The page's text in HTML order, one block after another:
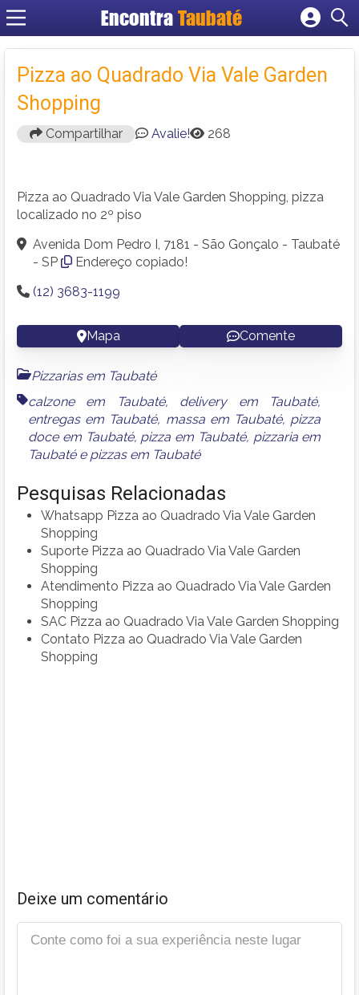
EncontraTaubaté
Cadastrar empresa
Criar conta
Pizza ao Quadrado Via Vale Garden
Shopping
Compartilhar Avalie! 268
Pizza ao Quadrado Via Vale Garden Shopping, pizza
localizado no 2º piso
Avenida Dom Pedro I, 7181 - São Gonçalo - Taubaté
- SP
Endereço copiado!
(12) 3683-1199
Mapa Comente
Pizzarias em Taubaté
calzone em Taubaté, delivery em Taubaté,
entregas em Taubaté, massa em Taubaté, pizza
doce em Taubaté, pizza em Taubaté, pizzaria em
Taubatée pizzas em Taubaté
Pesquisas Relacionadas
Whatsapp Pizza ao Quadrado Via Vale Garden
Shopping
Suporte Pizza ao Quadrado Via Vale Garden
Shopping
Atendimento Pizza ao Quadrado Via Vale Garden
Shopping
SAC Pizza ao Quadrado Via Vale Garden Shopping
Contato Pizza ao Quadrado Via Vale Garden
Shopping
Deixe um comentário